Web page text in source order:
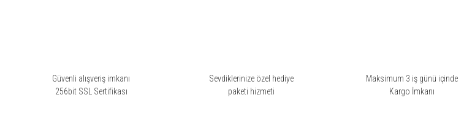
Güvenli alışveriş imkanı
256bit SSL Sertifikası
Sevdiklerinize özel hediye
paketi hizmeti
Maksimum 3 iş günü içinde
Kargo İmkanı